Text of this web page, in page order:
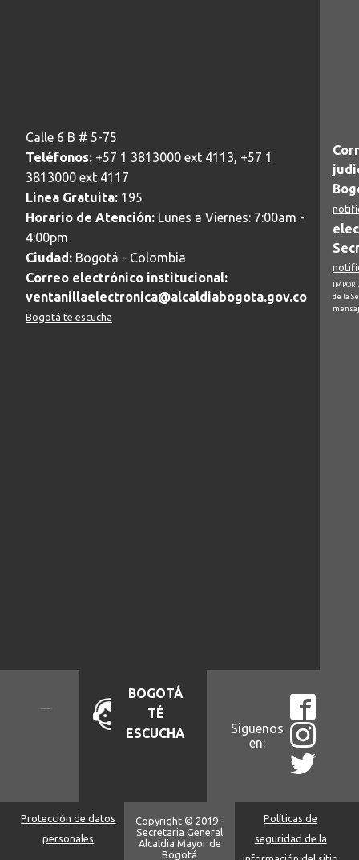
Calle 6 B # 5-75
Teléfonos: +57 1 3813000 ext 4113, +57 1
3813000 ext 4117
Linea Gratuita: 195
Horario de Atención: Lunes a Viernes: 7:00am -
4:00pm
Ciudad: Bogotá - Colombia
Correo electrónico institucional:
ventanillaelectronica@alcaldiabogota.gov.co
Bogotá te escucha
de la
BOGOTÁ
TÉ
ESCUCHA
Siguenos
en:
Protección de datos
personales
Copyright © 2019 -
Secretaria General
Alcaldia Mayor de
Bogotá
Políticas de
seguridad de la